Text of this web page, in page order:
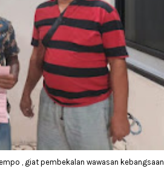
, giat pembekalan wawasan kebangsaan